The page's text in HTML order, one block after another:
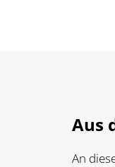
Aus
An